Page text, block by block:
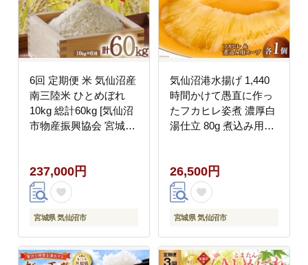
6回 定期便 米 気仙沼産
南三陸米 ひとめぼれ
10kg 総計60kg [気仙沼
市物産振興協会 宮城県
一等米 ブランド米 ご飯
ごはん 小分け 家庭用
237,000円
宮城県 気仙沼市
気仙沼港水揚げ 1,440
時間かけて愚直に作っ
たフカヒレ姿煮 濃厚白
湯仕立 80g 煮込み用パ
20565811] フカヒレ ふ
かひれ 鱶鰭 冷凍 中華
料理 高級
26,500円
宮城県 気仙沼市